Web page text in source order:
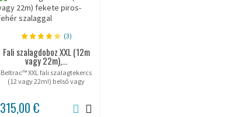
(3)
Fali szalagdoboz XXL (12m
vagy 22m),...
Beltrac™ XXL fali szalagtekercs
(12 vagy 22m!) belső vagy
315,00 €